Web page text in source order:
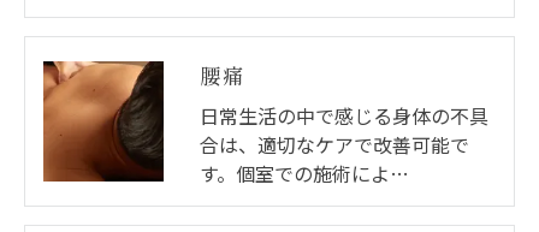
腰痛
日常生活の中で感じる身体の不具
合は、適切なケアで改善可能で
す。個室での施術によ…